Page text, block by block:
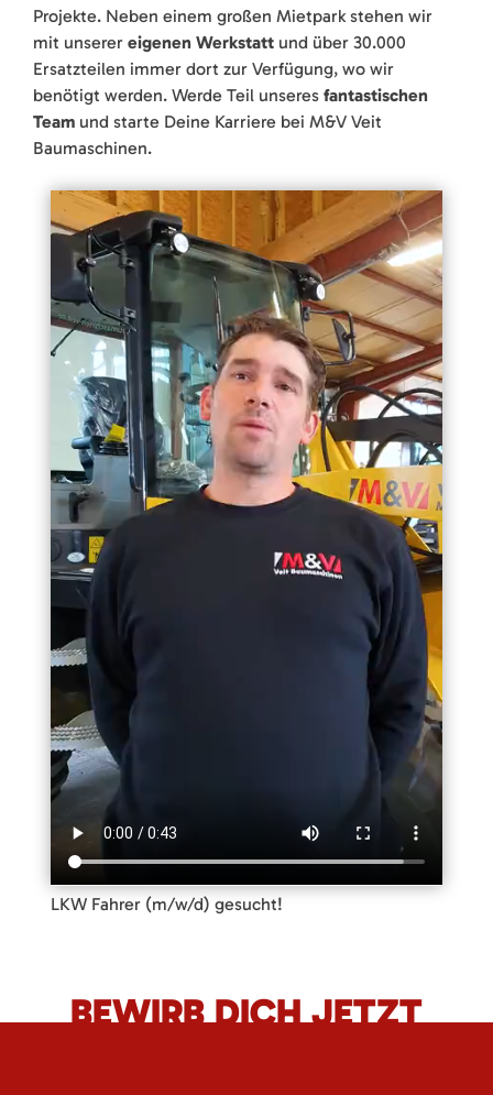
Projekte. Neben einem großen Mietpark stehen wir
mit unserer eigenen Werkstatt und über 30.000
Ersatzteilen immer dort zur Verfügung, wo wir
benötigt werden. Werde Teil unseres fantastischen
Team und starte Deine Karriere bei M&V Veit
Baumaschinen.
LKW Fahrer (m/w/d) gesucht!
BEWIRB DICH JETZT